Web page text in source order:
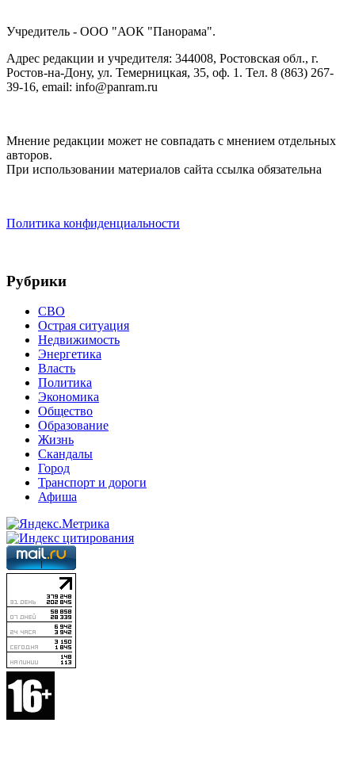
Учредитель - ООО "АОК "Панорама".
Адрес редакции и учредителя: 344008, Ростовская обл., г.
Ростов-на-Дону, ул. Темерницкая, 35, оф. 1. Тел. 8 (863) 267-
39-16, email: info@panram.ru
Мнение редакции может не совпадать с мнением отдельных
авторов.
При использовании материалов сайта ссылка обязательна
Политика конфиденциальности
Рубрики
СВО
Острая ситуация
Недвижимость
Энергетика
Власть
Политика
Экономика
Общество
Образование
Жизнь
Скандалы
Город
Транспорт и дороги
Афиша